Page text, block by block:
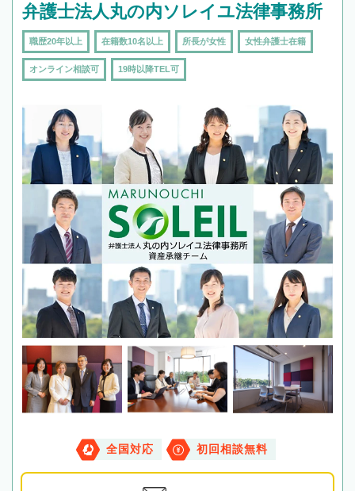
弁護士法人丸の内ソレイユ法律事務所
職歴20年以上 在籍数10名以上 所長が女性 女性弁護士在籍
オンライン相談可 19時以降TEL可
全国対応 初回相談無料